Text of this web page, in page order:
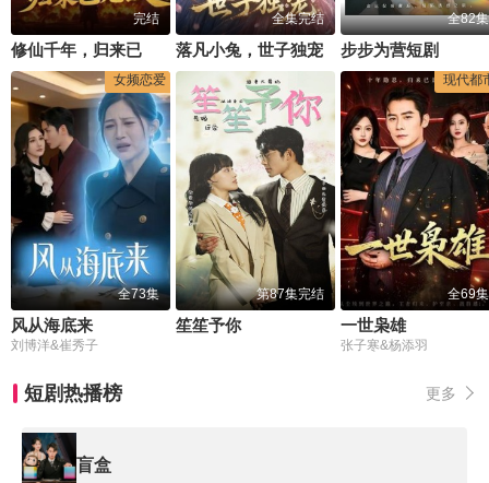
完结 全集完结
落凡小兔，世子独宠
全82集
步步为营短剧
女频恋爱
全73集
风从海底来
刘博洋&崔秀子
第87集完结
笙笙予你
现代都
全69集
一世枭雄
张子寒&杨添羽
短剧热播榜 更多
盲盒